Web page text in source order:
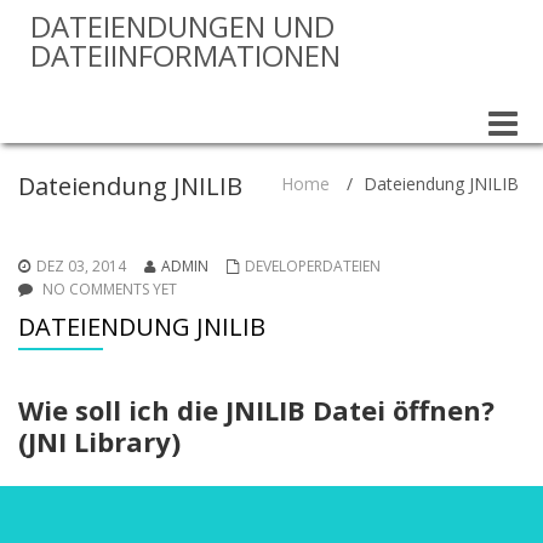
DATEIENDUNGEN UND
DATEIINFORMATIONEN
Toggle
Dateiendung JNILIB Home / Dateiendung JNILIB
DEZ 03, 2014 ADMIN
DEVELOPERDATEIEN
NO COMMENTS YET
DATEIENDUNG JNILIB
Wie soll ich die JNILIB Datei öffnen?
(JNI Library)